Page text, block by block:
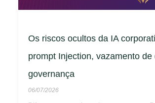
Os riscos ocultos da IA
prompt Injection, vazamento de
governança
06/07/2026